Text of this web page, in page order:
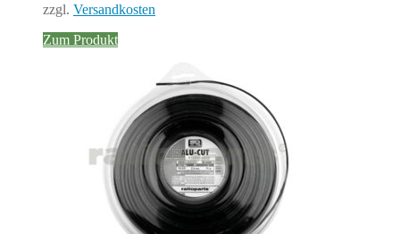
zzgl. Versandkosten
Zum Produkt